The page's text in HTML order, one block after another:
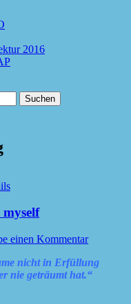
2016
einen Kommentar
nicht in Erfüllung
nie geträumt hat.“